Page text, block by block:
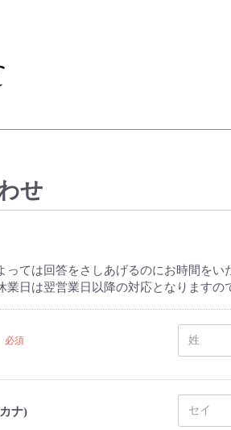
せ
っては回答をさしあげるのにお時間をい
業日は翌営業日以降の対応となりますの
必須
ナ)